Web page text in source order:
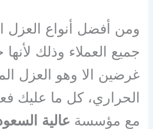
ومن أفضل أنواع العزل
جميع العملاء وذلك
غرضين الا وهو العزل
الحراري، كل ما عليك
مع مؤسسة عالية